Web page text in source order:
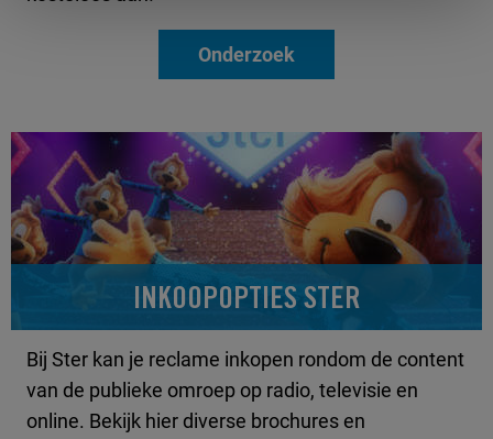
Onderzoek
INKOOPOPTIES STER
Bij Ster kan je reclame inkopen rondom de content
van de publieke omroep op radio, televisie en
online. Bekijk hier diverse brochures en